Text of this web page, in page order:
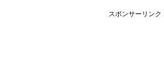
スポンサーリンク